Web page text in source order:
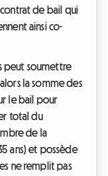
de bail qui
ainsi co-
peut soumettre
la somme des
le bail pour
total du
de la
ans) et possède
ne remplit pas